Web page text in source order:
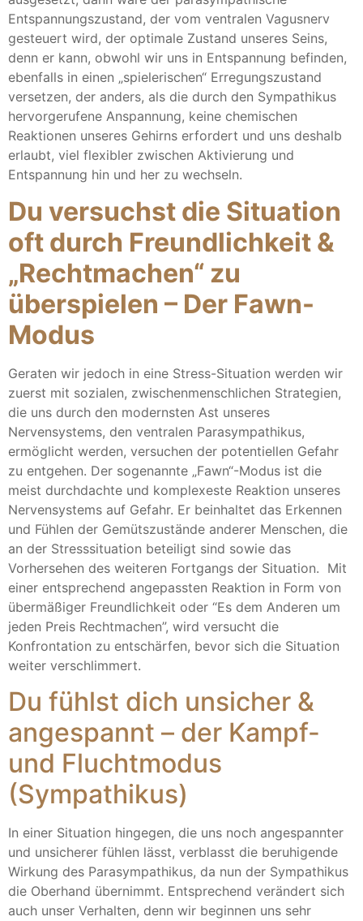
Entspannungszustand, der vom ventralen Vagusnerv
gesteuert wird, der optimale Zustand unseres Seins,
denn er kann, obwohl wir uns in Entspannung befinden,
ebenfalls in einen „spielerischen“ Erregungszustand
versetzen, der anders, als die durch den Sympathikus
hervorgerufene Anspannung, keine chemischen
Reaktionen unseres Gehirns erfordert und uns deshalb
erlaubt, viel flexibler zwischen Aktivierung und
Entspannung hin und her zu wechseln.
Du versuchst die Situation
oft durch Freundlichkeit &
„Rechtmachen“ zu
überspielen – Der Fawn-
Modus
Geraten wir jedoch in eine Stress-Situation werden wir
zuerst mit sozialen, zwischenmenschlichen Strategien,
die uns durch den modernsten Ast unseres
Nervensystems, den ventralen Parasympathikus,
ermöglicht werden, versuchen der potentiellen Gefahr
zu entgehen. Der sogenannte „Fawn“-Modus ist die
meist durchdachte und komplexeste Reaktion unseres
Nervensystems auf Gefahr. Er beinhaltet das Erkennen
und Fühlen der Gemütszustände anderer Menschen, die
an der Stresssituation beteiligt sind sowie das
Vorhersehen des weiteren Fortgangs der Situation. Mit
einer entsprechend angepassten Reaktion in Form von
übermäßiger Freundlichkeit oder “Es dem Anderen um
jeden Preis Rechtmachen”, wird versucht die
Konfrontation zu entschärfen, bevor sich die Situation
weiter verschlimmert.
Du fühlst dich unsicher &
angespannt – der Kampf-
und Fluchtmodus
(Sympathikus)
In einer Situation hingegen, die uns noch angespannter
und unsicherer fühlen lässt, verblasst die beruhigende
Wirkung des Parasympathikus, da nun der Sympathikus
die Oberhand übernimmt. Entsprechend verändert sich
auch unser Verhalten, denn wir beginnen uns sehr